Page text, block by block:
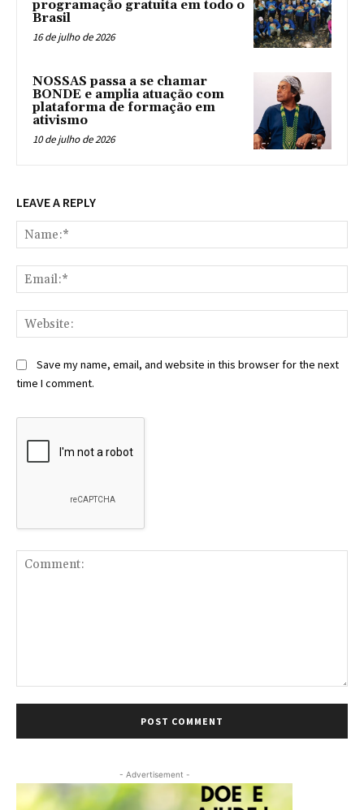
programação gratuita em todo o
Brasil
16 de julho de 2026
NOSSAS passa a se chamar
BONDE e amplia atuação com
plataforma de formação em
ativismo
10 de julho de 2026
LEAVE A REPLY
Save my name, email, and website in this browser for the next
time I comment.
- Advertisement -